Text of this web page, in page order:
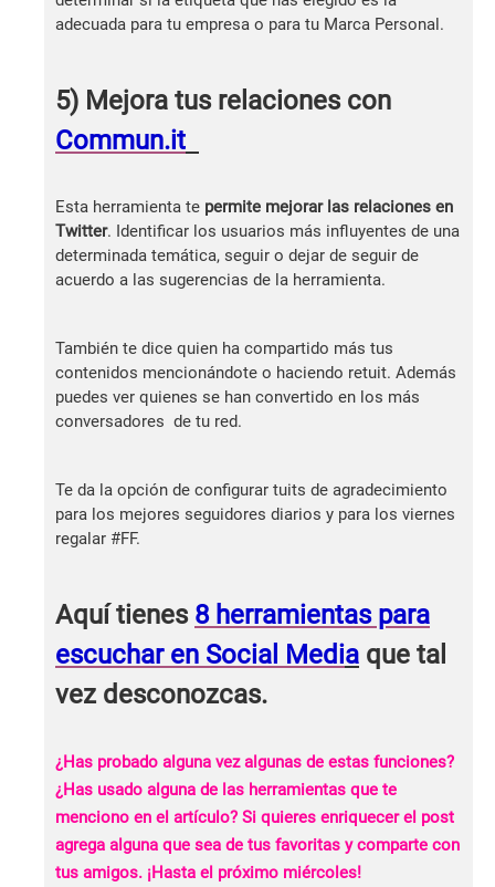
adecuada para tu empresa o para tu Marca Personal.
5) Mejora tus relaciones con
Commun.it
Esta herramienta te permite mejorar las relaciones en
Twitter. Identificar los usuarios más influyentes de una
determinada temática, seguir o dejar de seguir de
acuerdo a las sugerencias de la herramienta.
También te dice quien ha compartido más tus
contenidos mencionándote o haciendo retuit. Además
puedes ver quienes se han convertido en los más
conversadores de tu red.
Te da la opción de configurar tuits de agradecimiento
para los mejores seguidores diarios y para los viernes
regalar #FF.
Aquí tienes 8 herramientas para
escuchar en Social Media que tal
vez desconozcas.
¿Has probado alguna vez algunas de estas funciones?
¿Has usado alguna de las herramientas que te
menciono en el artículo? Si quieres enriquecer el post
agrega alguna que sea de tus favoritas y comparte con
tus amigos. ¡Hasta el próximo miércoles!